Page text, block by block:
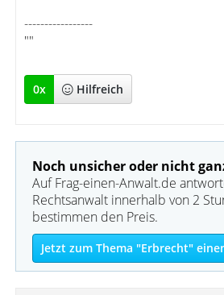
-----------------
""
0x Hilfreich
Noch unsicher oder nicht
Auf Frag-einen-Anwalt.de
Rechtsanwalt innerhalb von 2
bestimmen den Preis.
Jetzt zum Thema "Erbrecht"